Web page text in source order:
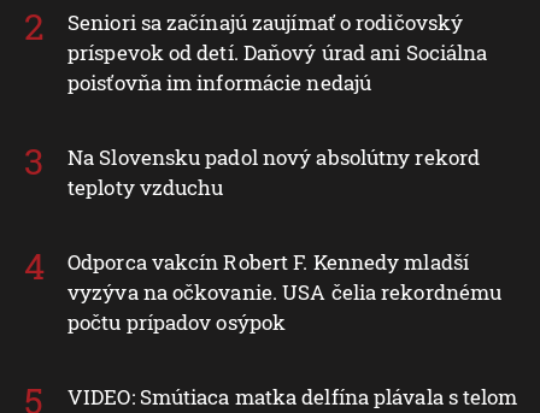
Seniori sa začínajú zaujímať o rodičovský
príspevok od detí. Daňový úrad ani Sociálna
poisťovňa im informácie nedajú
Na Slovensku padol nový absolútny rekord
teploty vzduchu
Odporca vakcín Robert F. Kennedy mladší
vyzýva na očkovanie. USA čelia rekordnému
počtu prípadov osýpok
VIDEO: Smútiaca matka delfína plávala s telom